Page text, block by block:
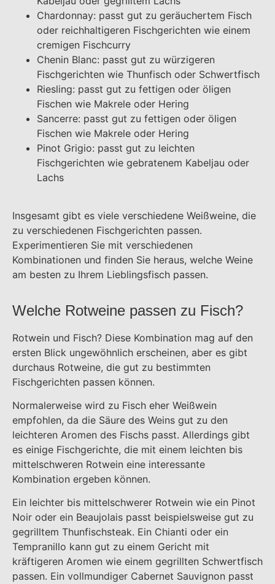
Chardonnay: passt gut zu geräuchertem Fisch
oder reichhaltigeren Fischgerichten wie einem
cremigen Fischcurry
Chenin Blanc: passt gut zu würzigeren
Fischgerichten wie Thunfisch oder Schwertfisch
Riesling: passt gut zu fettigen oder öligen
Fischen wie Makrele oder Hering
Sancerre: passt gut zu fettigen oder öligen
Fischen wie Makrele oder Hering
Pinot Grigio: passt gut zu leichten
Fischgerichten wie gebratenem Kabeljau oder
Lachs
Insgesamt gibt es viele verschiedene Weißweine, die
zu verschiedenen Fischgerichten passen.
Experimentieren Sie mit verschiedenen
Kombinationen und finden Sie heraus, welche Weine
am besten zu Ihrem Lieblingsfisch passen.
Welche Rotweine passen zu Fisch?
Rotwein und Fisch? Diese Kombination mag auf den
ersten Blick ungewöhnlich erscheinen, aber es gibt
durchaus Rotweine, die gut zu bestimmten
Fischgerichten passen können.
Normalerweise wird zu Fisch eher Weißwein
empfohlen, da die Säure des Weins gut zu den
leichteren Aromen des Fischs passt. Allerdings gibt
es einige Fischgerichte, die mit einem leichten bis
mittelschweren Rotwein eine interessante
Kombination ergeben können.
Ein leichter bis mittelschwerer Rotwein wie ein Pinot
Noir oder ein Beaujolais passt beispielsweise gut zu
gegrilltem Thunfischsteak. Ein Chianti oder ein
Tempranillo kann gut zu einem Gericht mit
kräftigeren Aromen wie einem gegrillten Schwertfisch
passen. Ein vollmundiger Cabernet Sauvignon passt